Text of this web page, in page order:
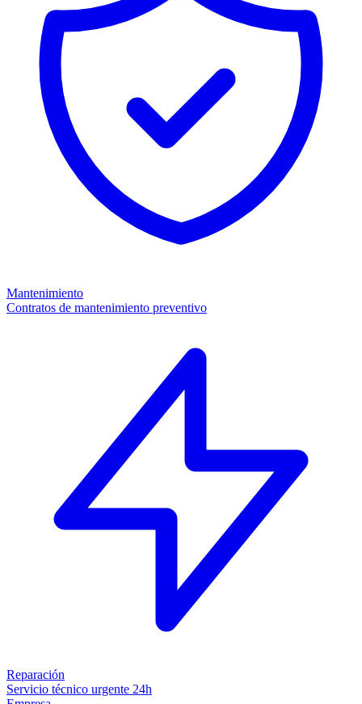
Mantenimiento
Contratos de mantenimiento preventivo
Reparación
Servicio técnico urgente 24h